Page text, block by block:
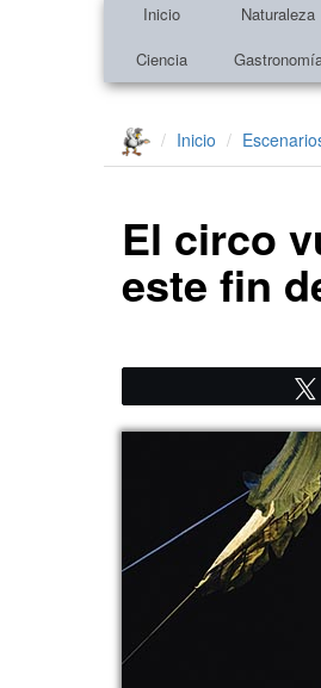
Inicio Naturaleza
Ciencia
Inicio
El circo
este fin